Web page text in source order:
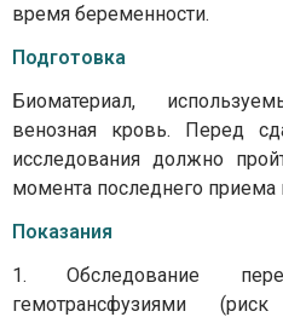
время беременности.
Подготовка
Биоматериал,
венозная кровь. Перед
исследования должно
момента последнего приема
Показания
1. Обследование
гемотрансфузиями